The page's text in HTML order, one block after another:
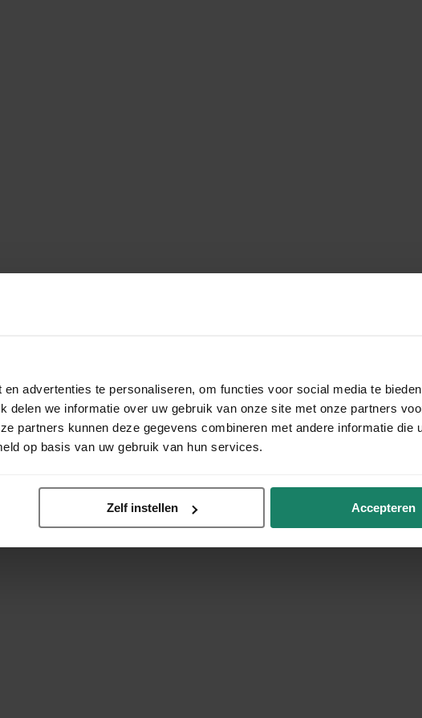
advertenties te personaliseren, om functies voor social media te
delen we informatie over uw gebruik van onze site met onze partners
partners kunnen deze gegevens combineren met andere informatie die
op basis van uw gebruik van hun services.
Zelf instellen Accepteren